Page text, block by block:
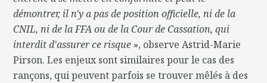
démontrer, il n'y a pas de position officielle, ni de la
CNIL, ni de la FFA ou de la Cour de Cassation, qui
interdit d'assurer ce risque », observe Astrid-Marie
Pirson. Les enjeux sont similaires pour le cas des
rançons, qui peuvent parfois se trouver mêlés à des